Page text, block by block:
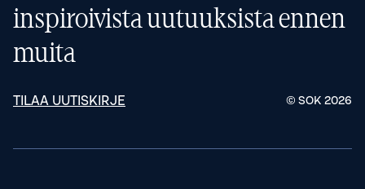
inspiroivista uutuuksista ennen
muita
TILAA UUTISKIRJE © SOK 2026